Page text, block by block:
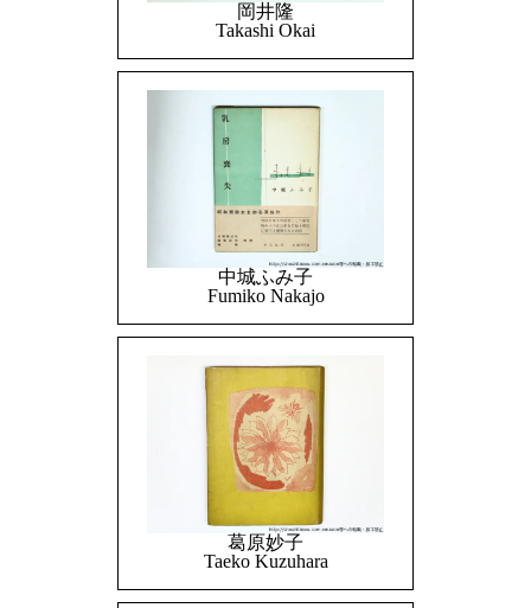
岡井隆
Takashi Okai
中城ふみ子
Fumiko Nakajo
葛原妙子
Taeko Kuzuhara